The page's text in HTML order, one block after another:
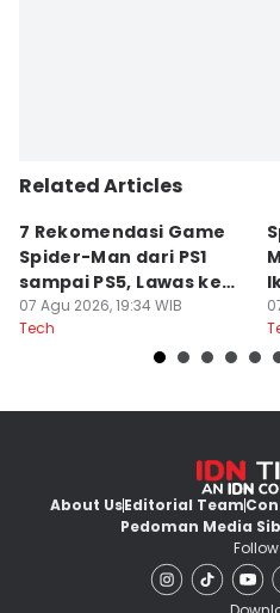
Related Articles
7 Rekomendasi Game
Spider-Man dari PS1
sampai PS5, Lawas ke
Modern
07 Agu 2026, 19:34 WIB
Tech
About UsEditorial Team
Pedoman Media